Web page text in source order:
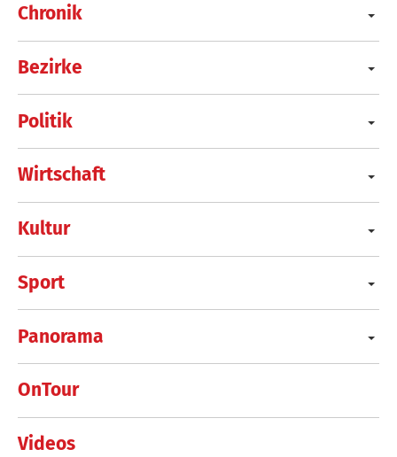
Chronik
Bezirke
Politik
Wirtschaft
Kultur
Sport
Panorama
OnTour
Videos